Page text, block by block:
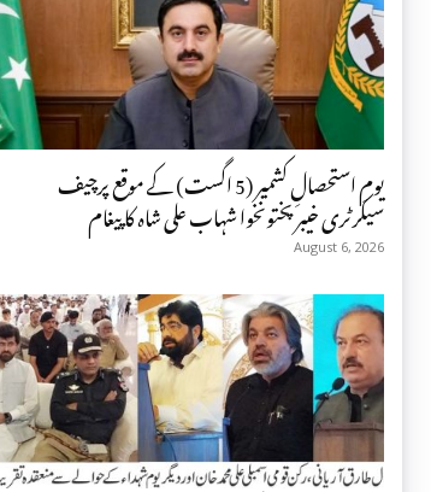
یومِ استحصالِ کشمیر (5 اگست) کے موقع پرچیف
سیکرٹری خیبر پختونخوا شہاب علی شاہ کا پیغام
August 6, 2026